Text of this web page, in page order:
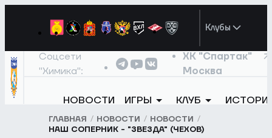
Клубы
Соцсети
"Химика":
ХК "Спартак"
Москва
НОВОСТИ ИГРЫ КЛУБ
ГЛАВНАЯ НОВОСТИ
НОВОСТИ
НАШ СОПЕРНИК - "ЗВЕЗДА" (ЧЕХОВ)